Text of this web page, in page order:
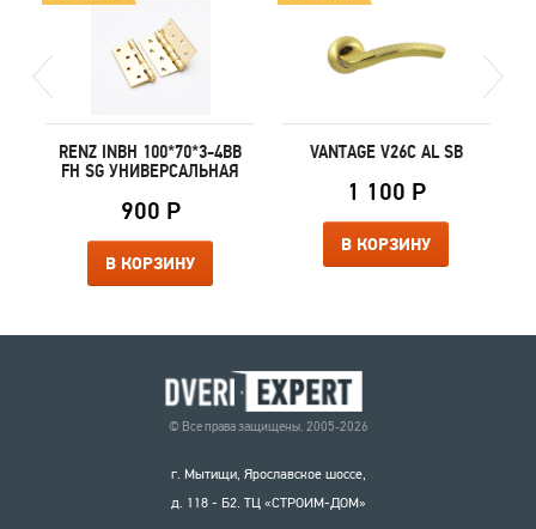
RENZ INBH 100*70*3-4BB
FH SG УНИВЕРСАЛЬНАЯ
900 Р
В КОРЗИНУ
VANTAGE V26C AL SB
1 100 Р
В КОРЗИНУ
© Все права защищены. 2005-2026
г. Мытищи, Ярославское шоссе,
д. 118 - Б2. ТЦ «СТРОИМ-ДОМ»